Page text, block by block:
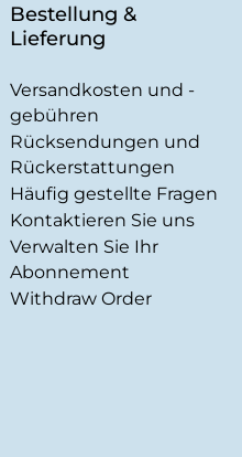
Bestellung &
Lieferung
Versandkosten und -
gebühren
Rücksendungen und
Rückerstattungen
Häufig gestellte Fragen
Kontaktieren Sie uns
Verwalten Sie Ihr
Abonnement
Withdraw Order